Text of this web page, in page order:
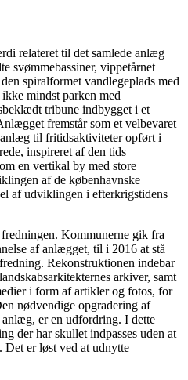
relateret til det samlede anlæg
svømmebassiner, vippetårnet
spiralformet vandlegeplads med
mindst parken med
tribune indbygget i et
fremstår som et velbevaret
til fritidsaktiviteter opført i
inspireret af den tids
en vertikal by med store
af de københavnske
af udviklingen i efterkrigstidens
Kommunerne gik fra
af anlægget, til i 2016 at stå
Rekonstruktionen indebar
arkiver, samt
i form af artikler og fotos, for
nødvendige opgradering af
er en udfordring. I dette
der har skullet indpasses uden at
er løst ved at udnytte